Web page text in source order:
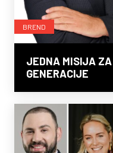
BREND
JEDNA MISIJA
GENERACIJE